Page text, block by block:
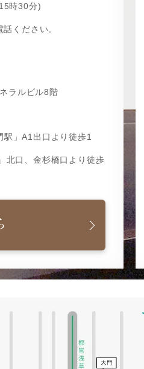
時30分)
ください。
ラルビル8階
」A1出口より徒歩1
北口、金杉橋口より徒歩